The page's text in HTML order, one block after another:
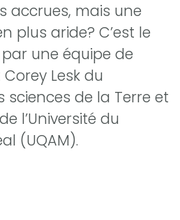
accrues, mais une
plus aride? C’est le
une équipe de
Lesk du
de la Terre et
l’Université du
(UQAM).